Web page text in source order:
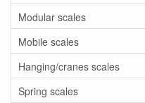
Modular scales
Mobile scales
Hanging/cranes scales
Spring scales